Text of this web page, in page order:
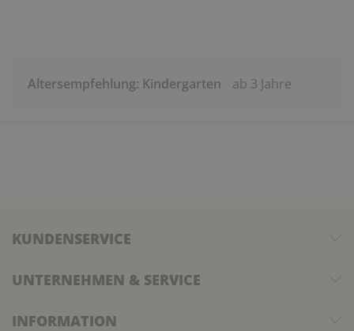
Altersempfehlung: Kindergarten ab 3 Jahre
KUNDENSERVICE
UNTERNEHMEN & SERVICE
INFORMATION